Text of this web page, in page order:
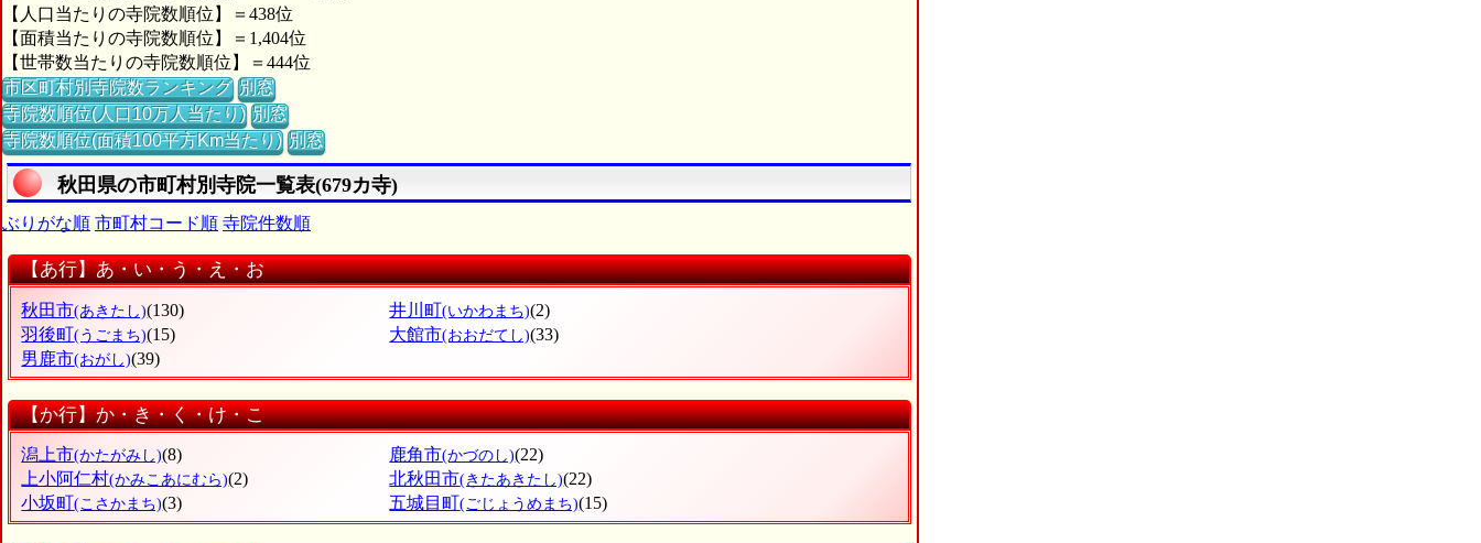
【人口当たりの寺院数順位】＝438位
【面積当たりの寺院数順位】＝1,404位
【世帯数当たりの寺院数順位】＝444位
市区町村別寺院数ランキング 別窓
寺院数順位(人口10万人当たり) 別窓
寺院数順位(面積100平方Km当たり) 別窓
秋田県の市町村別寺院一覧表(679カ寺)
ぶりがな順 市町村コード順 寺院件数順
【あ行】あ・い・う・え・お
秋田市(あきたし)(130) 井川町(いかわまち)(2)
羽後町(うごまち)(15) 大館市(おおだてし)(33)
男鹿市(おがし)(39)
【か行】か・き・く・け・こ
潟上市(かたがみし)(8) 鹿角市(かづのし)(22)
上小阿仁村(かみこあにむら)(2) 北秋田市(きたあきたし)(22)
小坂町(こさかまち)(3) 五城目町(ごじょうめまち)(15)